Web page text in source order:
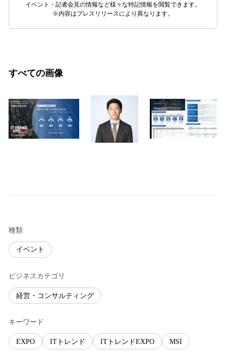
イベント・記者会見の情報など様々な特記情報を閲覧できます。
※内容はプレスリリースにより異なります。
すべての画像
種類
イベント
ビジネスカテゴリ
経営・コンサルティング
キーワード
EXPO ITトレンド ITトレンドEXPO MSI